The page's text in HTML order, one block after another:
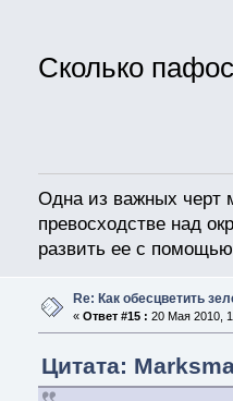
Сколько
Одна из важных черт
превосходстве над
развить ее с
Re: Как обесцветить
« Ответ #15 : 20 Мая 2010,
Цитата: